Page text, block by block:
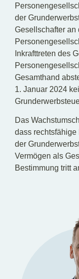
der
Gesellschafter an
Inkrafttreten des
Gesamthand
1. Januar 2024
Das
dass
der
Vermögen als
Bestimmung tritt